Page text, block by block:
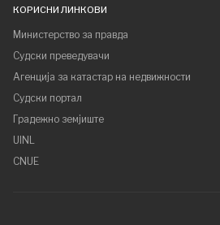
КОРИСНИ ЛИНКОВИ
Министерство за правда
Судски преведувачи
Агенција за катастар на недвижности
Судски портал
Градежно земјиште
UINL
CNUE